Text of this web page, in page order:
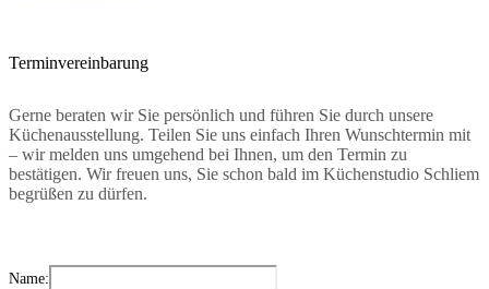
Terminvereinbarung
Gerne beraten wir Sie persönlich und führen Sie durch unsere
Küchenausstellung. Teilen Sie uns einfach Ihren Wunschtermin mit
– wir melden uns umgehend bei Ihnen, um den Termin zu
bestätigen. Wir freuen uns, Sie schon bald im Küchenstudio Schliem
begrüßen zu dürfen.
Name: